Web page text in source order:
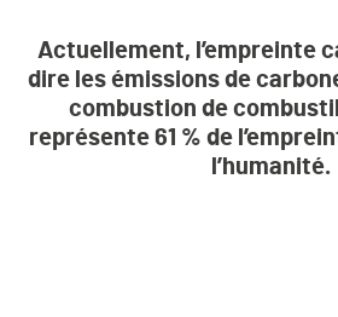
Actuellement, l’empreinte
dire les émissions de
combustion de
représente 61 % de
l’humanité.